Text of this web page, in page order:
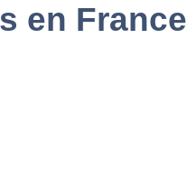
en France